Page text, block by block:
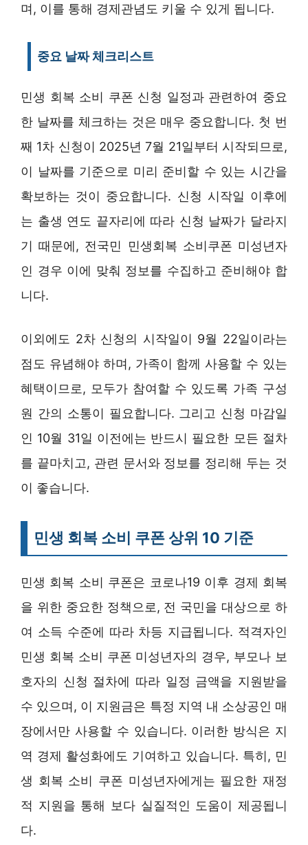
며, 이를 통해 경제관념도 키울 수 있게 됩니다.
중요 날짜 체크리스트
민생 회복 소비 쿠폰 신청 일정과 관련하여 중요
한 날짜를 체크하는 것은 매우 중요합니다. 첫 번
째 1차 신청이 2025년 7월 21일부터 시작되므로,
이 날짜를 기준으로 미리 준비할 수 있는 시간을
확보하는 것이 중요합니다. 신청 시작일 이후에
는 출생 연도 끝자리에 따라 신청 날짜가 달라지
기 때문에, 전국민 민생회복 소비쿠폰 미성년자
인 경우 이에 맞춰 정보를 수집하고 준비해야 합
니다.
이외에도 2차 신청의 시작일이 9월 22일이라는
점도 유념해야 하며, 가족이 함께 사용할 수 있는
혜택이므로, 모두가 참여할 수 있도록 가족 구성
원 간의 소통이 필요합니다. 그리고 신청 마감일
인 10월 31일 이전에는 반드시 필요한 모든 절차
를 끝마치고, 관련 문서와 정보를 정리해 두는 것
이 좋습니다.
민생 회복 소비 쿠폰 상위 10 기준
민생 회복 소비 쿠폰은 코로나19 이후 경제 회복
을 위한 중요한 정책으로, 전 국민을 대상으로 하
여 소득 수준에 따라 차등 지급됩니다. 적격자인
민생 회복 소비 쿠폰 미성년자의 경우, 부모나 보
호자의 신청 절차에 따라 일정 금액을 지원받을
수 있으며, 이 지원금은 특정 지역 내 소상공인 매
장에서만 사용할 수 있습니다. 이러한 방식은 지
역 경제 활성화에도 기여하고 있습니다. 특히, 민
생 회복 소비 쿠폰 미성년자에게는 필요한 재정
적 지원을 통해 보다 실질적인 도움이 제공됩니
다.